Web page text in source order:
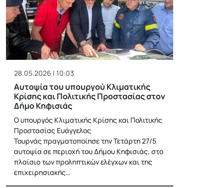
28.05.2026 | 10:03
Αυτοψία του υπουργού Κλιματικής
Κρίσης και Πολιτικής Προστασίας στον
Δήμο Κηφισιάς
Ο υπουργός Κλιματικής Κρίσης και Πολιτικής
Προστασίας Ευάγγελος
Τουρνάς πραγματοποίησε την Τετάρτη 27/5
αυτοψία σε περιοχή του Δήμου Κηφισιάς, στο
πλαίσιο των προληπτικών ελέγχων και της
επιχειρησιακής…